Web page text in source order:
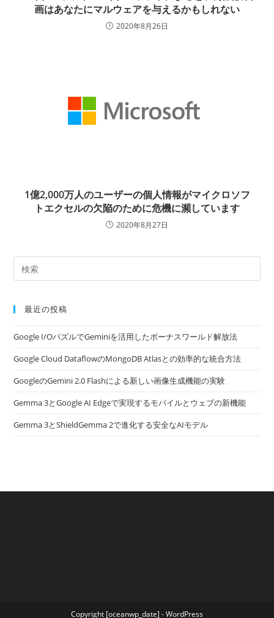
画はあなたにマルウェアを与えるかもしれない
2020年8月26日
1億2,000万人のユーザーの個人情報がマイクロソフ
トエクセルの欠陥のために危機に瀕しています
2020年8月27日
最近の投稿
Google I/OパズルでGeminiを活用したボーナスワールド解放法
Google Cloud DataflowのMongoDB Atlasとの効率的な統合方法
GoogleのGemini 2.0 Flashによる新しい画像生成機能の実験
Gemma 3とGoogle AI Edgeで実現するモバイルとウェブの新機能
Gemma 3とShieldGemma 2で進化する安全なAIモデル
Copyright [oceanwp_date] - WordPress